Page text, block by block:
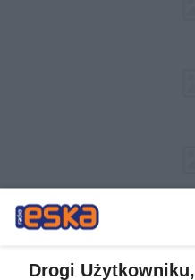
Drogi Użytkowniku,